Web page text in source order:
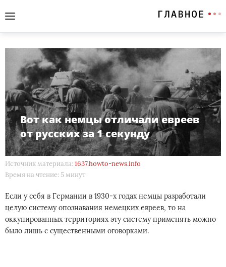
Вот как немцы отличали евреев
от русских за 1 секунду
Источник материала: 1637.howto-news.info
Время на чтение: 5 минут
Если у себя в Германии в 1930-х годах немцы разработали
целую систему опознавания немецких евреев, то на
оккупированных территориях эту систему применять можно
было лишь с существенными оговорками.